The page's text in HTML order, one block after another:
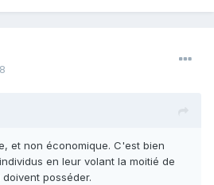
et non économique. C'est bien
en leur volant la moitié de
posséder.